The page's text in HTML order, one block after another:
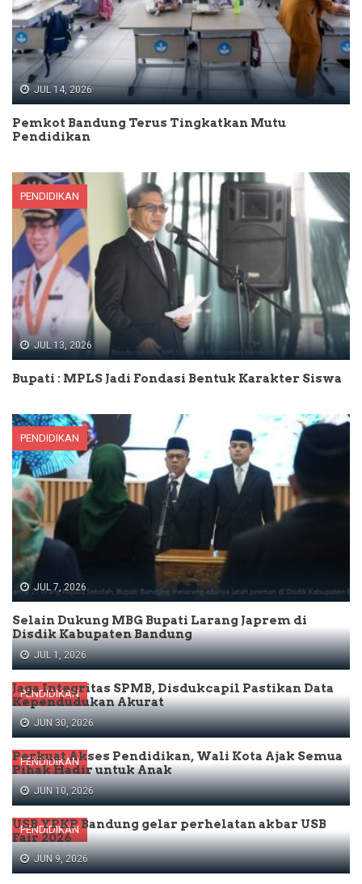
JUL 14, 2026
Pemkot Bandung Terus Tingkatkan Mutu
Pendidikan
PENDIDIKAN
JUL 13, 2026
Bupati : MPLS Jadi Fondasi Bentuk Karakter Siswa
PENDIDIKAN
JUL 7, 2026
Selain Dukung MBG Bupati Larang Japrem di
Disdik Kabupaten Bandung
PENDIDIKAN
JUL 1, 2026
Jaga Integritas SPMB, Disdukcapil Pastikan Data
Kependudukan Akurat
PENDIDIKAN
JUN 30, 2026
Perkuat Akses Pendidikan, Wali Kota Ajak Semua
Pihak Hadir untuk Anak
PENDIDIKAN
JUN 10, 2026
USB YPKP Bandung gelar perhelatan akbar USB
Fair 2026
JUN 9, 2026